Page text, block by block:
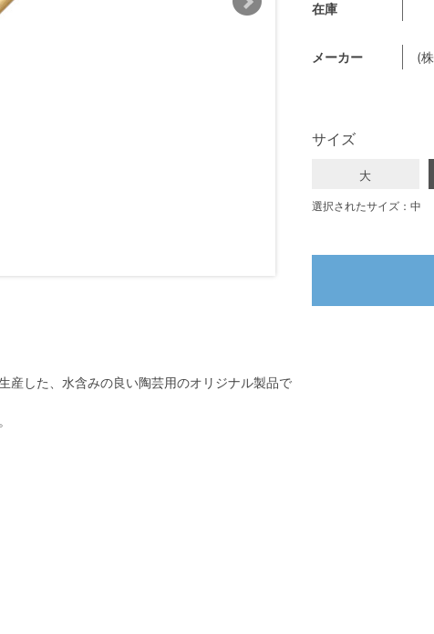
産した、水含みの良い陶芸用のオリジナル製品で
在庫
メーカー (
サイズ
大
選択されたサイズ：中